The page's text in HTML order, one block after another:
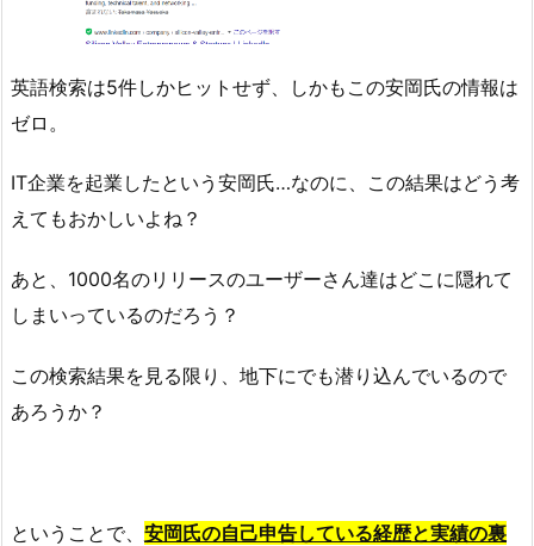
英語検索は5件しかヒットせず、しかもこの安岡氏の情報は
ゼロ。
IT企業を起業したという安岡氏…なのに、この結果はどう考
えてもおかしいよね？
あと、1000名のリリースのユーザーさん達はどこに隠れて
しまいっているのだろう？
この検索結果を見る限り、地下にでも潜り込んでいるので
あろうか？
ということで、 安岡氏の自己申告している経歴と実績の裏